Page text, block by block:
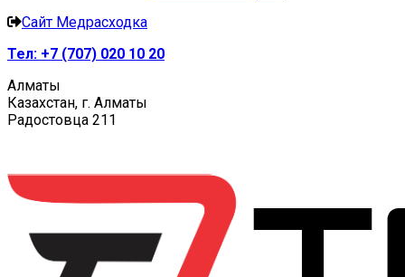
Сайт Медрасходка
Тел: +7 (707) 020 10 20
Алматы
Казахстан, г. Алматы
Радостовца 211